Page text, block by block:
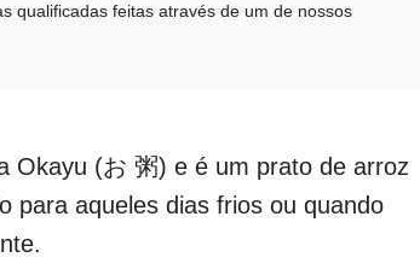
qualificadas feitas através de um de nossos
Okayu (お 粥) e é um prato de arroz
para aqueles dias frios ou quando